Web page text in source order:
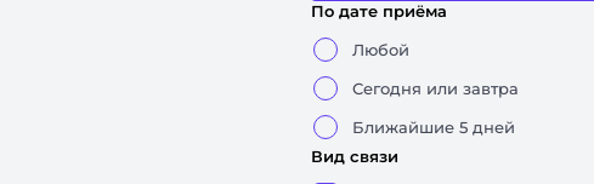
По дате приёма
Любой
Сегодня или завтра
Ближайшие 5 дней
Вид связи